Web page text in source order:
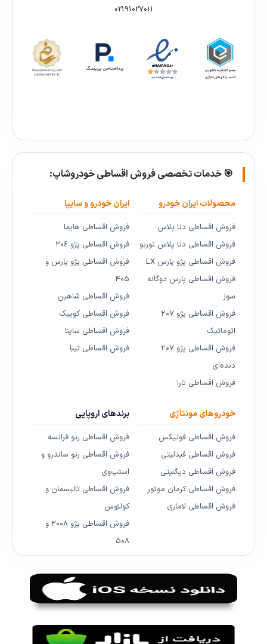
02191027011
🎯 خدمات تخصصی فروش اقساطی خودروشاپ:
محصولات ایران خودرو
فروش اقساطی دنا پلاس
فروش اقساطی دنا پلاس توربو
فروش اقساطی پژو پارس LX
فروش اقساطی پارس دوگانه
سوز
فروش اقساطی پژو ۲۰۷
اتوماتیک
فروش اقساطی پژو ۲۰۷
دنده‌ای
فروش اقساطی تارا
ایران خودرو و سایپا
فروش اقساطی هایما
فروش اقساطی پژو ۲۰۶
فروش اقساطی پژو پارس و
۴۰۵
فروش اقساطی شاهین
فروش اقساطی کوییک
فروش اقساطی ساینا
فروش اقساطی تیبا
خودروهای مونتاژی
فروش اقساطی فونیکس
فروش اقساطی فیدلیتی
فروش اقساطی دیگنیتی
فروش اقساطی کرمان موتور
فروش اقساطی لاماری
برندهای اروپایی
فروش اقساطی رنو فرانسه
فروش اقساطی رنو ساندرو و
استپ‌وی
فروش اقساطی تالیسمان و
کولئوس
فروش اقساطی پژو ۲۰۰۸ و
۵۰۸